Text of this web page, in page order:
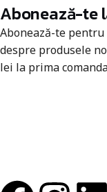
Abonează-te
Abonează-te
despre produsele
lei la prima